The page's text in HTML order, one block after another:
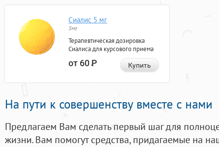
Сиалис 5 мг
5мг
Терапевтическая дозировка
Сиалиса для курсового приема
от 60Р Купить
На пути к совершенству вместе с нами
Предлагаем Вам сделать первый шаг для
жизни. Вам помогут средства, придагаемые на